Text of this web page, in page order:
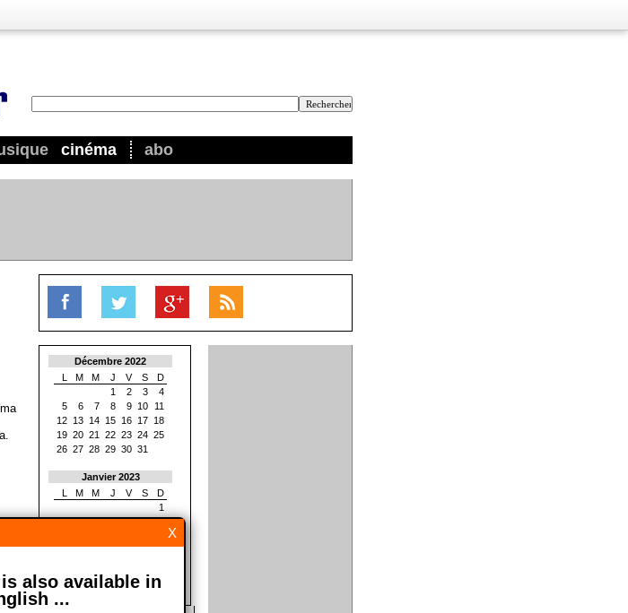
cinéma abo
Décembre 2022
L
M M J V S
D
1
2 3
4
5
6 7 8 9 10
11
12 13 14 15 16 17 18
19 20 21 22 23 24 25
26 27 28 29 30 31
Janvier 2023
L
M M J V S
D
1
2
3 4 5 6 7
8
16 17 18 19 20 21 22
30 31
X
also available in
...